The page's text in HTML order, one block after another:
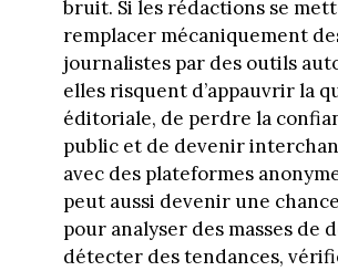
bruit. Si les rédactions se
remplacer mécaniquement
journalistes par des outils
elles risquent d’appauvrir la
éditoriale, de perdre la
public et de devenir
avec des plateformes
peut aussi devenir une
pour analyser des masses de
détecter des tendances,